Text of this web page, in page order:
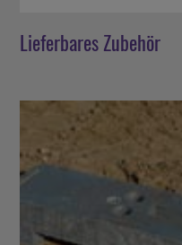
Lieferbares Zubehör